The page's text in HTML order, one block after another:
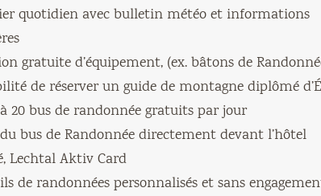
quotidien avec bulletin météo et informations
gratuite d’équipement, (ex. bâtons de
de réserver un guide de montagne diplômé
20 bus de randonnée gratuits par jour
bus de Randonnée directement devant l’hôtel
Lechtal Aktiv Card
de randonnées personnalisés et sans